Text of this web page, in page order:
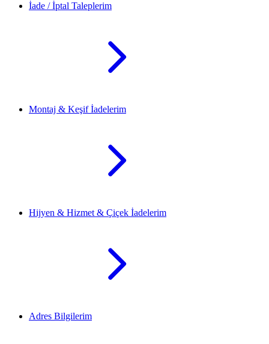
İade / İptal Taleplerim
Montaj & Keşif İadelerim
Hijyen & Hizmet & Çiçek İadelerim
Adres Bilgilerim